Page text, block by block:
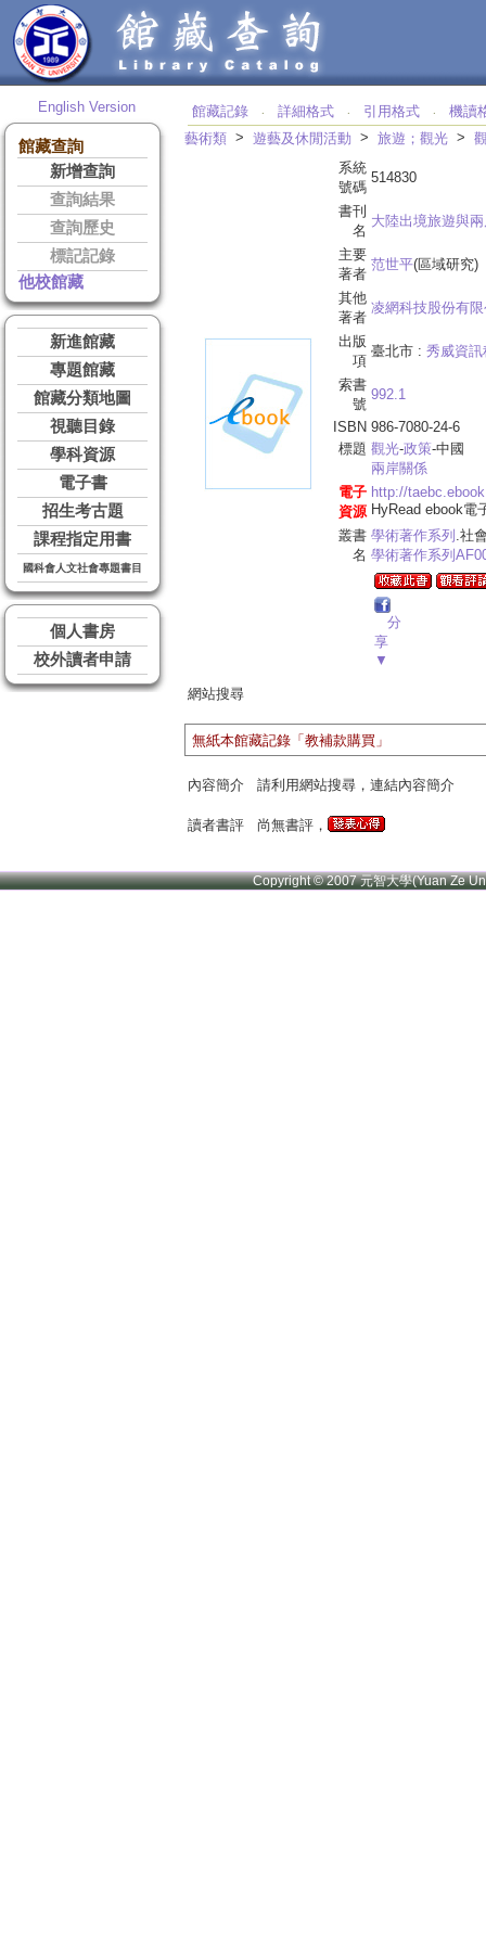
English Version
館藏查詢
新增查詢
查詢結果
查詢歷史
標記記錄
他校館藏
新進館藏
專題館藏
館藏分類地圖
視聽目錄
學科資源
電子書
招生考古題
課程指定用書
國科會人文社會專題書目
個人書房
校外讀者申請
館藏記錄 ‧ 詳細格式 ‧ 引用格式 ‧
機讀
藝術類 > 遊藝及休閒活動 > 旅遊；觀光 >
系統
號碼
514830
書刊
名
大陸出境旅遊與
主要
著者
范世平(區域研究)
其他
著者
凌網科技股份有
出版
項
臺北市 : 秀威資
索書
號
992.1
ISBN 986-7080-24-6
標題 觀光-政策-中國
兩岸關係
電子
資源
http://
HyRead ebook電
叢書
名
學術著作系列 .社
學術著作系列
分
享
▼
網站搜尋
無紙本館藏記錄「教補款購買」
內容簡介 請利用網站搜尋，連結內容簡介
讀者書評 尚無書評，
Copyright © 2007 元智大學(Yuan Ze